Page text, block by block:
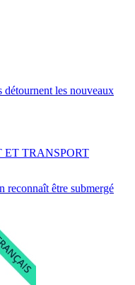
détournent les nouveaux
reconnaît être submergé
TRANSPORT